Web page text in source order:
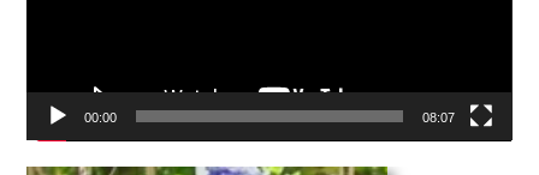
d
00:00 08:07